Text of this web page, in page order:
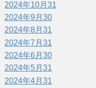
2024年10月 31
2024年9月 30
2024年8月 31
2024年7月 31
2024年6月 30
2024年5月 31
2024年4月 31